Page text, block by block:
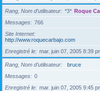
Rang, Nom d’utilisateur *3* Roque
Messages
766
Site Internet
http://www.roquecarbajo.com
Enregistré le
mar. juin 07, 2005 8:39
Rang, Nom d’utilisateur
bruce
Messages
0
Enregistré le
mar. juin 07, 2005 9:45